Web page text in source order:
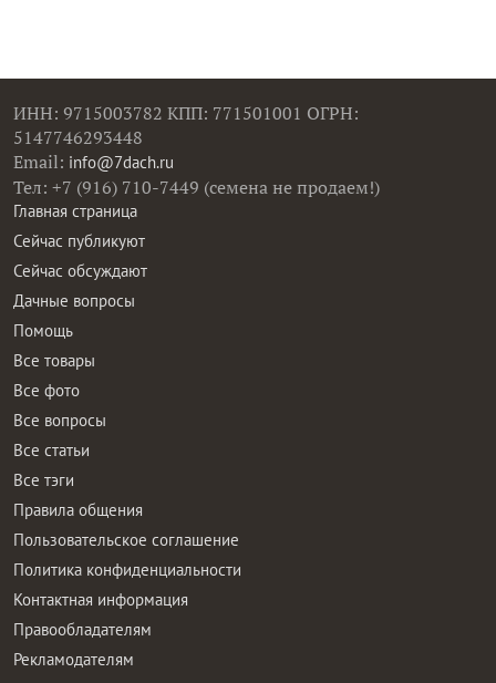
ИНН: 9715003782 КПП: 771501001 ОГРН:
5147746293448
Email: info@7dach.ru
Тел: +7 (916) 710-7449 (семена не продаем!)
Главная страница
Сейчас публикуют
Сейчас обсуждают
Дачные вопросы
Помощь
Все товары
Все фото
Все вопросы
Все статьи
Все тэги
Правила общения
Пользовательское соглашение
Политика конфиденциальности
Контактная информация
Правообладателям
Рекламодателям